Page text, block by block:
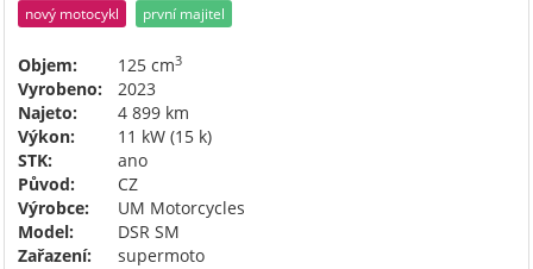
nový motocykl první majitel
Objem: 125 cm3
Vyrobeno:
2023
Najeto:
4 899 km
Výkon:
11 kW (15 k)
STK:
ano
Původ:
CZ
Výrobce:
UM Motorcycles
Model:
DSR SM
Zařazení:
supermoto